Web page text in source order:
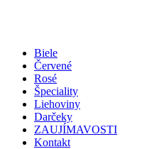
Biele
Červené
Rosé
Špeciality
Liehoviny
Darčeky
ZAUJÍMAVOSTI
Kontakt